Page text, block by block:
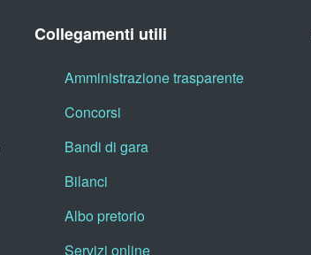
Collegamenti utili
Amministrazione trasparente
Concorsi
Bandi di gara
Bilanci
Albo pretorio
Servizi online